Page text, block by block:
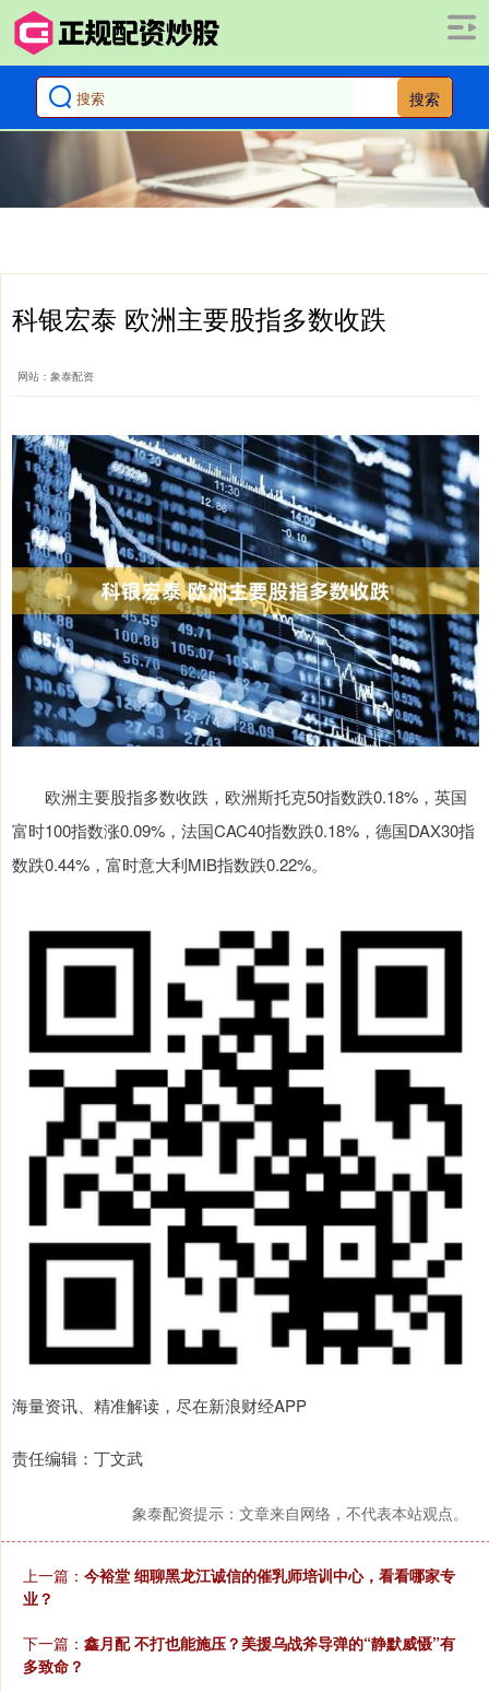
搜索
科银宏泰 欧洲主要股指多数收跌
网站：象泰配资
欧洲主要股指多数收跌，欧洲斯托克50指数跌0.18%，英国
富时100指数涨0.09%，法国CAC40指数跌0.18%，德国DAX30指
数跌0.44%，富时意大利MIB指数跌0.22%。
海量资讯、精准解读，尽在新浪财经APP
责任编辑：丁文武
象泰配资提示：文章来自网络，不代表本站观点。
上一篇： 今裕堂 细聊黑龙江诚信的催乳师培训中心，看看哪家专
业？
下一篇： 鑫月配 不打也能施压？美援乌战斧导弹的“静默威慑”有
多致命？